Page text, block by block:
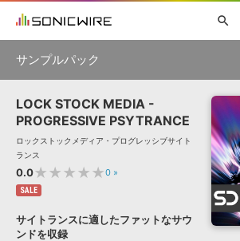
ソフト音源 »
プラグイン・エフェクト »
サンプルパック »
キャンペーン »
特集 »
製品サポート情報 »
search
初音ミク NT 鏡音リン・レン V4X 巡音ル
KAITO V3
VOCALOID TOONTRACK
VIENNA
EZ DRUMMER 3 SERUM
ラ
サンプルパックを試そう
ボーカル抜き出
ELECTRONICA
サンプルパック
製品一覧
ジャンル
メーカー
LOCK STOCK MEDIA -
PROGRESSIVE PSYTRANCE
ロックストックメディア・プログレッシブサイト
ランス
0.0★★★★★0 »
SALE
サイトランスに適したファットなサウ
ンドを収録